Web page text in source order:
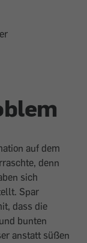
auf dem
denn
sich
Spar
dass die
bunten
anstatt süßen